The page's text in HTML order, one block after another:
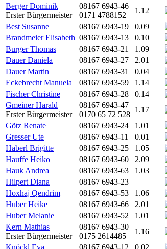
Berger Dominik
Erster Bürgermeister
08167 6943-46
0171 4788152
1.12
Best Susanne
08167 6943-19 0.09
Brandmeier Elisabeth 08167 6943-13 0.10
Burger Thomas
08167 6943-21 1.09
Dauer Daniela
08167 6943-27 2.01
Dauer Martin
08167 6943-31 0.04
Eckebrecht Manuela
08167 6943-59 1.14
Fischer Christine
08167 6943-28 0.14
Gmeiner Harald
Erster Bürgermeister
08167 6943-47
0170 65 72 528
1.17
Götz Renate
08167 6943-24 1.01
Gresser Ute
08167 6943-11 0.01
Haberl Brigitte
08167 6943-25 1.05
Hauffe Heiko
08167 6943-60 2.09
Hauk Andrea
08167 6943-63 1.03
Hilpert Diana
08167 6943-23
Hoxhaj Qendrim
08167 6943-53 1.06
Huber Heike
08167 6943-66 2.01
Huber Melanie
08167 6943-52 1.01
Kern Mathias
Erster Bürgermeister
08167 6943-30
0175 2614485
1.16